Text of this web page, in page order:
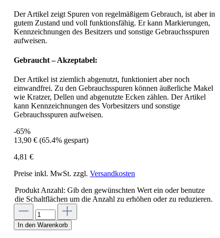
Der Artikel zeigt Spuren von regelmäßigem Gebrauch, ist aber in
gutem Zustand und voll funktionsfähig. Er kann Markierungen,
Kennzeichnungen des Besitzers und sonstige Gebrauchsspuren
aufweisen.
Gebraucht – Akzeptabel:
Der Artikel ist ziemlich abgenutzt, funktioniert aber noch
einwandfrei. Zu den Gebrauchsspuren können äußerliche Makel
wie Kratzer, Dellen und abgenutzte Ecken zählen. Der Artikel
kann Kennzeichnungen des Vorbesitzers und sonstige
Gebrauchsspuren aufweisen.
-65%
13,90 € (65.4% gespart)
4,81 €
Preise inkl. MwSt. zzgl. Versandkosten
Produkt Anzahl: Gib den gewünschten Wert ein oder benutze
die Schaltflächen um die Anzahl zu erhöhen oder zu reduzieren.
In den Warenkorb